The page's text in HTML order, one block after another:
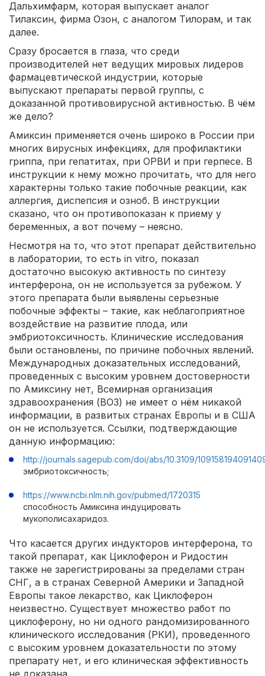
Дальхимфарм, которая выпускает аналог
Тилаксин, фирма Озон, с аналогом Тилорам, и так
далее.
Сразу бросается в глаза, что среди
производителей нет ведущих мировых лидеров
фармацевтической индустрии, которые
выпускают препараты первой группы, с
доказанной противовирусной активностью. В чём
же дело?
Амиксин применяется очень широко в России при
многих вирусных инфекциях, для профилактики
гриппа, при гепатитах, при ОРВИ и при герпесе. В
инструкции к нему можно прочитать, что для него
характерны только такие побочные реакции, как
аллергия, диспепсия и озноб. В инструкции
сказано, что он противопоказан к приему у
беременных, а вот почему – неясно.
Несмотря на то, что этот препарат действительно
в лаборатории, то есть in vitro, показал
достаточно высокую активность по синтезу
интерферона, он не используется за рубежом. У
этого препарата были выявлены серьезные
побочные эффекты – такие, как неблагоприятное
воздействие на развитие плода, или
эмбриотоксичность. Клинические исследования
были остановлены, по причине побочных явлений.
Международных доказательных исследований,
проведенных с высоким уровнем достоверности
по Амиксину нет, Всемирная организация
здравоохранения (ВОЗ) не имеет о нём никакой
информации, в развитых странах Европы и в США
он не используется. Ссылки, подтверждающие
данную информацию:
http://journals.sagepub.com/doi/abs/10.3109/
эмбриотоксичность;
https://www.ncbi.nlm.nih.gov/pubmed/1720315
способность Амиксина индуцировать
мукополисахаридоз.
Что касается других индукторов интерферона, то
такой препарат, как Циклоферон и Ридостин
также не зарегистрированы за пределами стран
СНГ, а в странах Северной Америки и Западной
Европы такое лекарство, как Циклоферон
неизвестно. Существует множество работ по
циклоферону, но ни одного рандомизированного
клинического исследования (РКИ), проведенного
с высоким уровнем доказательности по этому
препарату нет, и его клиническая эффективность
не доказана.